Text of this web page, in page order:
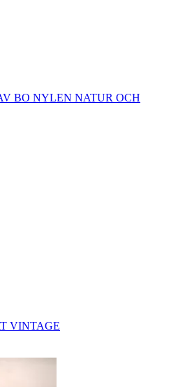
BO NYLEN NATUR OCH
VINTAGE